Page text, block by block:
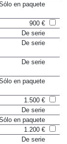
en paquete
900 €
De serie
De serie
De serie
en paquete
1.500 €
De serie
en paquete
1.200 €
De serie